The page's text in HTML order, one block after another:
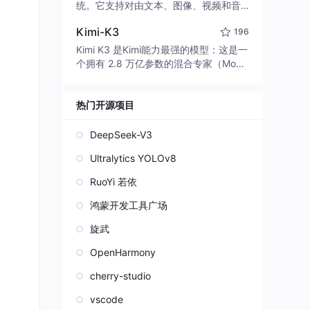
edit code, run commands, and verify
统。它支持对由文本、图像、视频和音
并能生成分辨率高达 2K、时长可达 15
秒的带原生立体声音频的视频。得益于
面向任务泛化的系统设计，H3 在预训练
模态指令。
Kimi-K3 196
Kimi K3 是Kimi能力最强的模型：这是一
个拥有 2.8 万亿参数的混合专家（Mo
热门开源项目
DeepSeek-V3
Ultralytics YOLOv8
RuoYi 若依
鸿蒙开发工具广场
旋武
OpenHarmony
cherry-studio
vscode